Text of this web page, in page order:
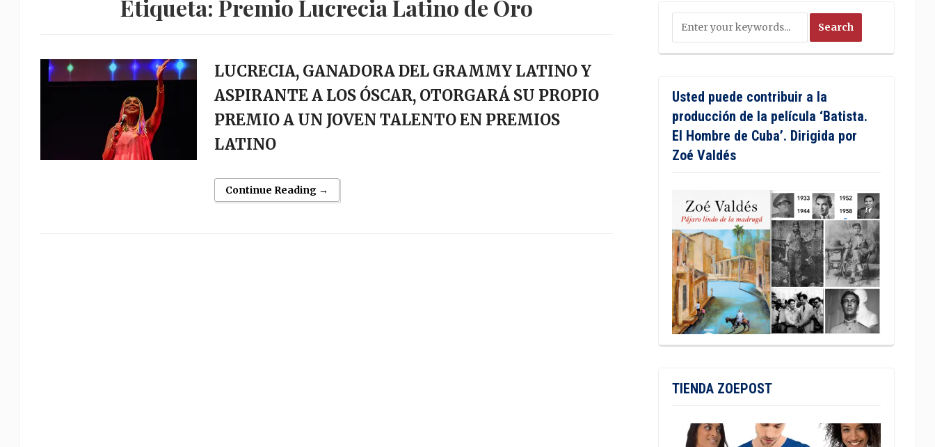
Etiqueta: Premio Lucrecia Latino de Oro
LUCRECIA, GANADORA DEL GRAMMY LATINO Y
ASPIRANTE A LOS ÓSCAR, OTORGARÁ SU PROPIO
PREMIO A UN JOVEN TALENTO EN PREMIOS
LATINO
Continue Reading →
Usted puede contribuir a la
producción de la película ‘Batista.
El Hombre de Cuba’. Dirigida por
Zoé Valdés
TIENDA ZOEPOST